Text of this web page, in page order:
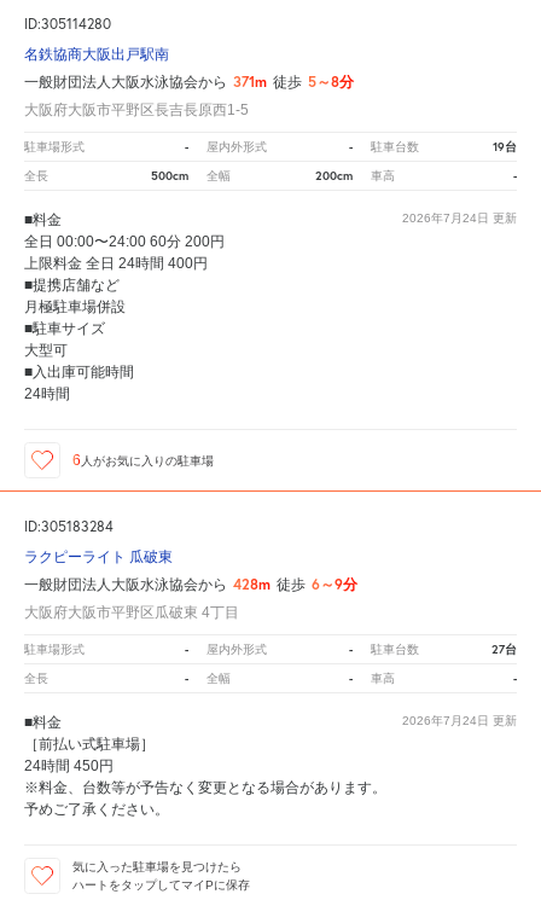
ID:305114280
名鉄協商大阪出戸駅南
一般財団法人大阪水泳協会から 371m 徒歩 5～8分
大阪府大阪市平野区長吉長原西1-5
駐車場形式 - 屋内外形式 - 駐車台数 19台
全長 500cm 全幅 200cm 車高 -
2026年7月24日 更新
■料金
全日 00:00〜24:00 60分 200円
上限料金 全日 24時間 400円
■提携店舗など
月極駐車場併設
■駐車サイズ
大型可
■入出庫可能時間
24時間
6 人がお気に入りの駐車場
ID:305183284
ラクピーライト 瓜破東
一般財団法人大阪水泳協会から 428m 徒歩 6～9分
大阪府大阪市平野区瓜破東 4丁目
駐車場形式 - 屋内外形式 - 駐車台数 27台
全長 - 全幅 - 車高 -
2026年7月24日 更新
■料金
［前払い式駐車場］
24時間 450円
※料金、台数等が予告なく変更となる場合があります。
予めご了承ください。
気に入った駐車場を見つけたら
ハートをタップしてマイPに保存